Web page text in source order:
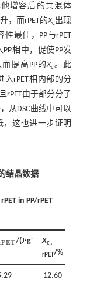
他增容后的共混体
，而rPET的Xc出现
最佳，PP与rPET
相中，促使PP发
提高PP的Xc。此
入rPET相内部的分
rPET由于部分分子
从DSC曲线中可以
，这也进一步证明
结晶数据
in PP/rPET
PET
ET /(J·g-
Xc，
rPET/%
12.60